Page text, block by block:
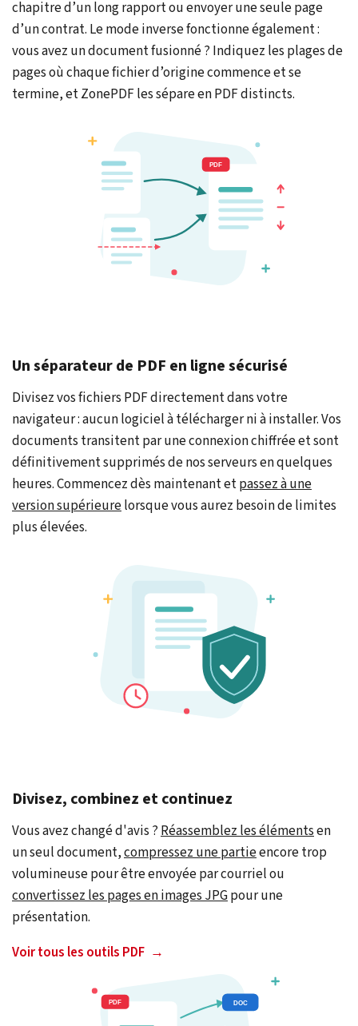
chapitre d’un long rapport ou envoyer une seule page
d’un contrat. Le mode inverse fonctionne également :
vous avez un document fusionné ? Indiquez les plages de
pages où chaque fichier d’origine commence et se
termine, et ZonePDF les sépare en PDF distincts.
Un séparateur de PDF en ligne sécurisé
Divisez vos fichiers PDF directement dans votre
navigateur : aucun logiciel à télécharger ni à installer. Vos
documents transitent par une connexion chiffrée et sont
définitivement supprimés de nos serveurs en quelques
heures. Commencez dès maintenant etpassez à une
version supérieurelorsque vous aurez besoin de limites
plus élevées.
Divisez, combinez et continuez
Vous avez changé d'avis ?Réassemblez les élémentsen
un seul document,compressez une partieencore trop
volumineuse pour être envoyée par courriel ou
convertissez les pages en images JPGpour une
présentation.
Voir tous les outils PDF